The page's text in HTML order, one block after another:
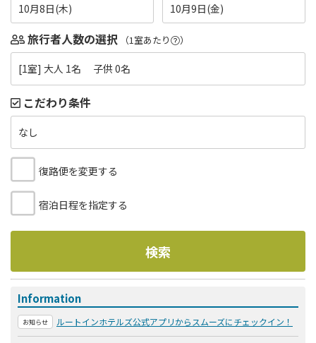
10月8日(木) 10月9日(金)
旅行者人数の選択 （1室あたり ）
[1室] 大人 1名 子供 0名
こだわり条件
なし
復路便を変更する
宿泊日程を指定する
検索
Information
お知らせ ルートインホテルズ公式アプリからスムーズにチェックイン！